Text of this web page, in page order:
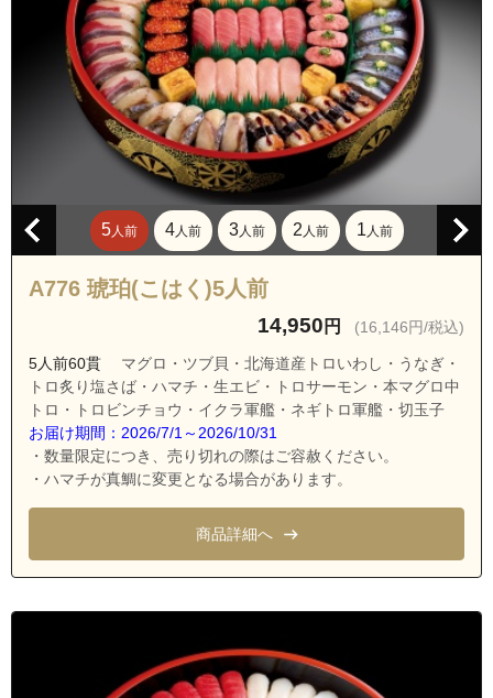
愛知県名古屋市南区平子２丁目
愛知県名古屋市南区星宮町
愛知県名古屋市南区本城町１丁目
愛知県名古屋市南区本城町２丁目
愛知県名古屋市南区本城町３丁目
愛知県名古屋市南区前浜通５丁目
愛知県名古屋市南区前浜通６丁目
愛知県名古屋市南区前浜通７丁目
愛知県名古屋市南区見晴町
愛知県名古屋市南区元桜田町
愛知県名古屋市南区元桜田町１丁目
愛知県名古屋市南区元桜田町２丁目
愛知県名古屋市南区元桜田町３丁目
愛知県名古屋市南区元桜田町５丁目
愛知県名古屋市南区若草町
5人前 4人前 3人前 2 人前 1 人前
A776 琥珀(こはく)5人前
14,950 円 (16,146円/税込)
5人前60貫
マグロ・ツブ貝・北海道産トロいわし・うなぎ・
トロ炙り塩さば・ハマチ・生エビ・トロサーモン・本マグロ中
トロ・トロビンチョウ・イクラ軍艦・ネギトロ軍艦・切玉子
お届け期間：2026/7/1～2026/10/31
・数量限定につき、売り切れの際はご容赦ください。
・ハマチが真鯛に変更となる場合があります。
商品詳細へ